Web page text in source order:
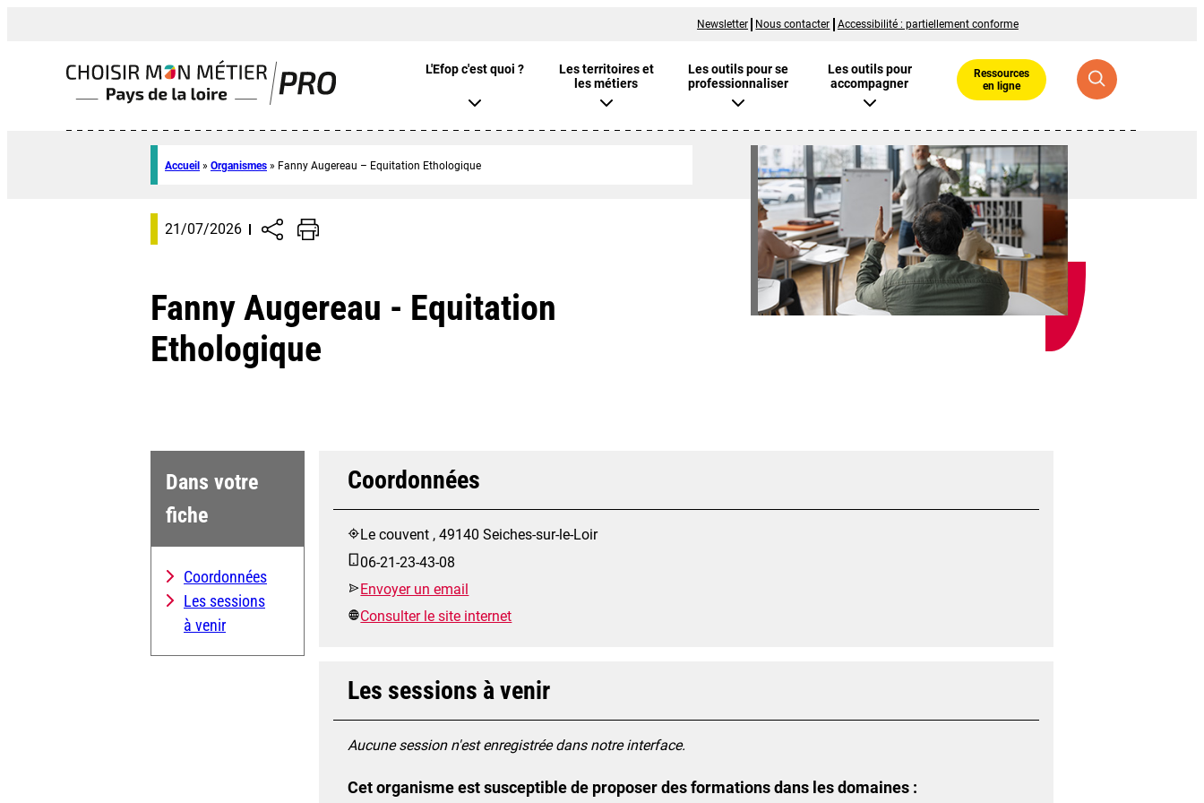
Newsletter Nous contacter Accessibilité : partiellement conforme
L'Efop c'est quoi ?
Les territoires et
les métiers
Les outils pour se
professionnaliser
Les outils pour
accompagner
Ressources
en ligne
Accueil » Organismes » Fanny Augereau – Equitation Ethologique
21/07/2026
Fanny Augereau - Equitation
Ethologique
Dans votre
fiche
Coordonnées
Les sessions
à venir
Coordonnées
Le couvent , 49140 Seiches-sur-le-Loir
06-21-23-43-08
Envoyer un email
Consulter le site internet
Les sessions à venir
Aucune session n'est enregistrée dans notre interface.
Cet organisme est susceptible de proposer des formations dans les domaines :